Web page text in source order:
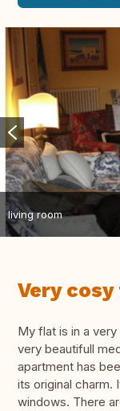
living room
Very
My flat is in a
very beautifull
apartment has
its original charm.
windows. There